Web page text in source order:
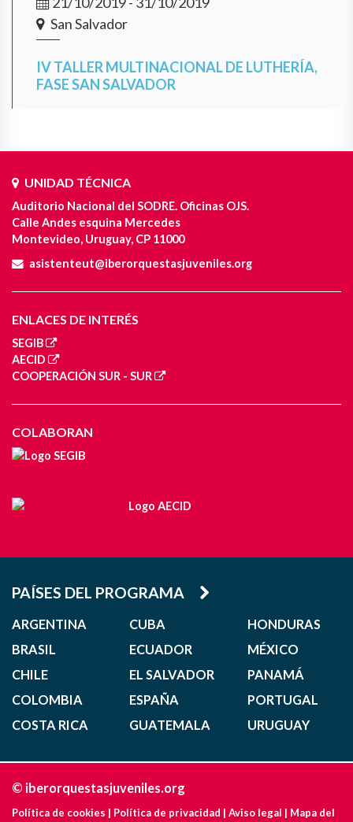
San Salvador
IV TALLER MULTINACIONAL DE LUTHERÍA,
FASE SAN SALVADOR
UNIDAD TÉCNICA
Auditorio Nacional del SODRE. Oficinas OJS.
Calle Andes esquina Mercedes
Montevideo, Uruguay, CP 11000
asistenteut@iberorquestasjuveniles.org
ENLACES DE INTERÉS
SEGIB
AECID
COOPERACIÓN SUR - SUR
COLABORAN
PAÍSES DEL PROGRAMA
ARGENTINA
BRASIL
CHILE
COLOMBIA
COSTA RICA
CUBA
ECUADOR
EL SALVADOR
ESPAÑA
GUATEMALA
HONDURAS
MÉXICO
PANAMÁ
PORTUGAL
URUGUAY
© iberorquestasjuveniles.org
Política de cookies | Política de privacidad | Aviso legal | Mapa del